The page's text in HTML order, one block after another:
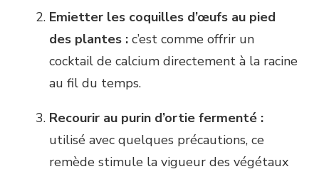
Emietter les coquilles d’œufs au pied
des plantes : c’est comme offrir un
cocktail de calcium directement à la racine
au fil du temps.
Recourir au purin d’ortie fermenté :
utilisé avec quelques précautions, ce
remède stimule la vigueur des végétaux